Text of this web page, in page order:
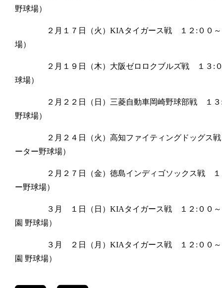
野球場）
２月１７日（火） KIAタイガース戦 １２:００～
場）
２月１９日（木） 大阪ゼロロクブルズ戦 １３:０
球場）
２月２２日（日）三菱自動車岡崎野球部戦 １３:
野球場）
２月２４日（火） 高知ファイティングドッグス
ーター野球場）
２月２７日（金） 徳島インディゴソックス戦 １
ー野球場）
３月 １日（日） KIAタイガース戦 １２:００
園 野球場）
３月 ２日（月） KIAタイガース戦 １２:００
園 野球場）